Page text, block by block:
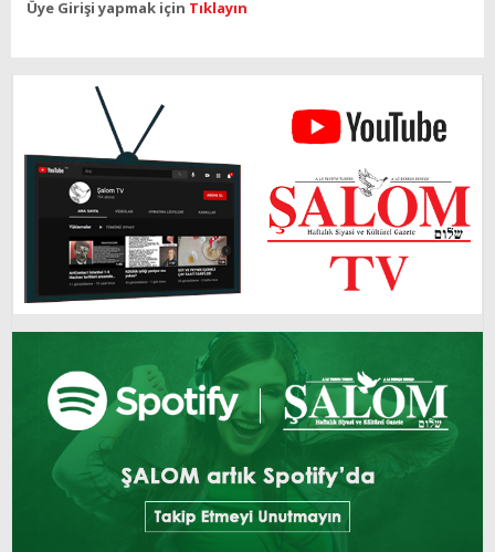
Üye Girişi yapmak için Tıklayın